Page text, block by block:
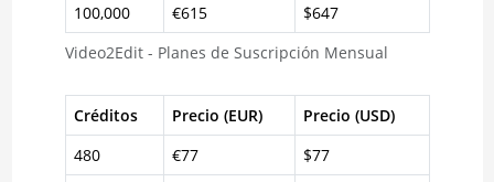
Video2Edit - Planes de Suscripción Mensual
100,000
€615 $647
Créditos Precio (EUR)
Precio (USD)
480
€77
$77